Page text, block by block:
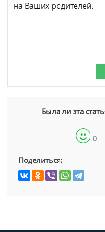
на Ваших родителей.
Была ли эта
0
Поделиться: